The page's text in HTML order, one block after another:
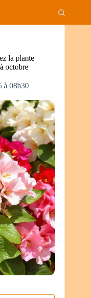
la plante
octobre
à 08h30